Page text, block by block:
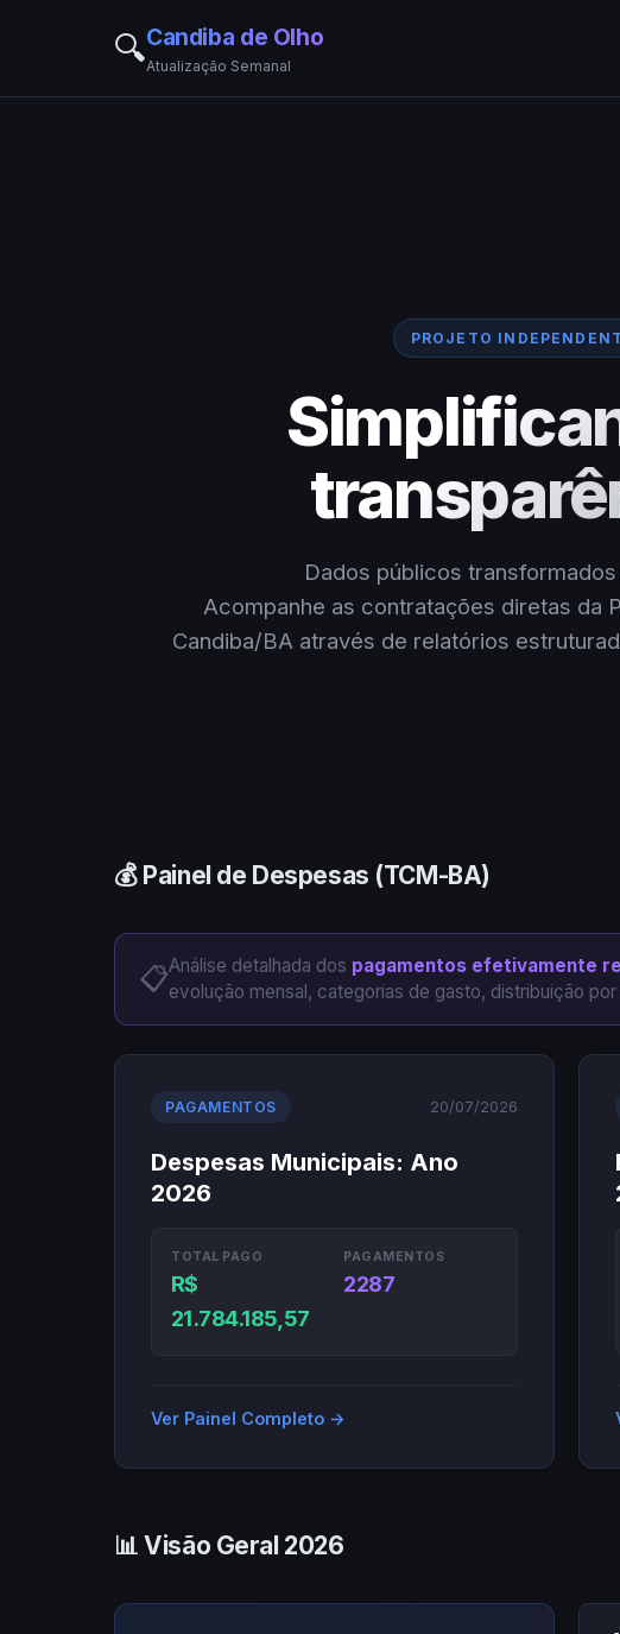
🔍Candiba de Olho
Atualização Semanal
PROJETO
Dados públicos
Acompanhe as contratações diretas da
Candiba/BA através de relatórios
💰 Painel de Despesas (TCM-BA)
📋Análise detalhada dos pagamentos efetivamente
evolução mensal, categorias de gasto, distribuição
PAGAMENTOS 20/07/2026
Despesas Municipais: Ano
2026
TOTAL PAGO
R$
21.784.185,57
PAGAMENTOS
2287
Ver Painel Completo →
📊 Visão Geral 2026